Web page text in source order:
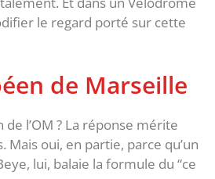
le regard porté sur cette
de Marseille
l’OM ? La réponse mérite
Mais oui, en partie, parce qu’un
lui, balaie la formule du “ce